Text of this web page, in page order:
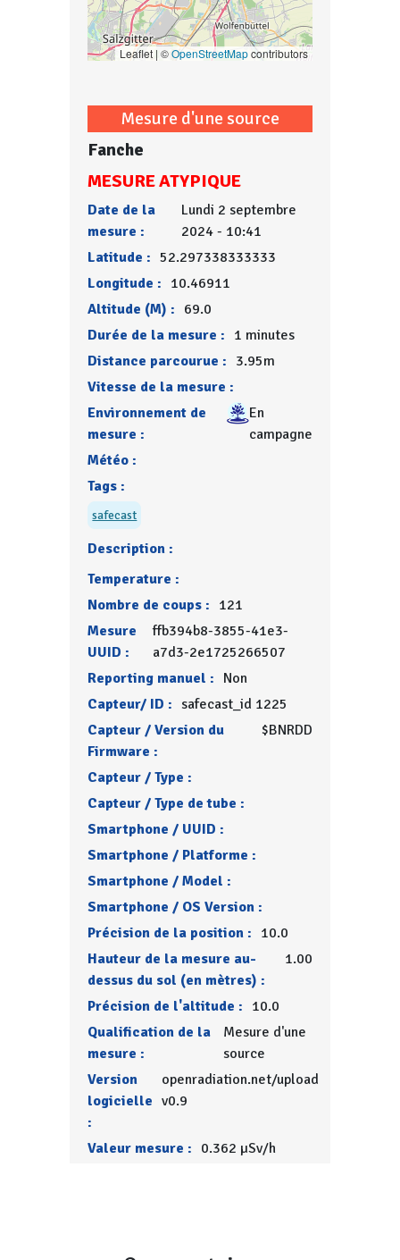
Leaflet | ©OpenStreetMapcontributors
Mesure d'une source
Fanche
MESURE ATYPIQUE
Date de la
mesure :
Lundi 2 septembre
2024 - 10:41
Latitude : 52.297338333333
Longitude : 10.46911
Altitude (M) : 69.0
Durée de la mesure : 1 minutes
Distance parcourue : 3.95m
Vitesse de la mesure :
Environnement de
mesure :
En
campagne
Météo :
Tags :
safecast
Description :
Temperature :
Nombre de coups : 121
Mesure
UUID :
ffb394b8-3855-41e3-
a7d3-2e1725266507
Reporting manuel : Non
Capteur/ ID : safecast_id 1225
Capteur / Version du
Firmware :
$BNRDD
Capteur / Type :
Capteur / Type de tube :
Smartphone / UUID :
Smartphone / Platforme :
Smartphone / Model :
Smartphone / OS Version :
Précision de la position : 10.0
Hauteur de la mesure au-
dessus du sol (en mètres) :
1.00
Précision de l'altitude : 10.0
Qualification de la
mesure :
Mesure d'une
source
Version
logicielle
:
openradiation.net/upload
v0.9
Valeur mesure : 0.362 µSv/h